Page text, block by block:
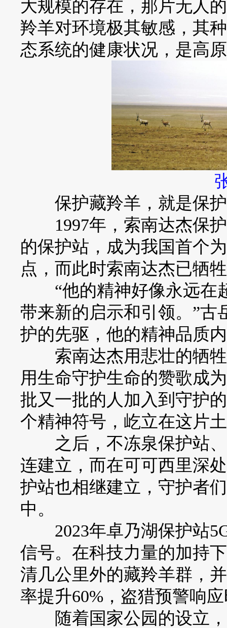
大规模的存在，那片无人
羚羊对环境极其敏感，其
态系统的健康状况，是高
保护藏羚羊，就是保护
1997年，索南达杰保护
的保护站，成为我国首个
点，而此时索南达杰已牺
“他的精神好像永远在
带来新的启示和引领。”古
护的先驱，他的精神品质
索南达杰用悲壮的牺牲
用生命守护生命的赞歌成
批又一批的人加入到守护
个精神符号，屹立在这片
之后，不冻泉保护站、
连建立，而在可可西里深
护站也相继建立，守护者
中。
2023年卓乃湖保护站5G
信号。在科技力量的加持
清几公里外的藏羚羊群，
率提升60%，盗猎预警响
随着国家公园的设立，